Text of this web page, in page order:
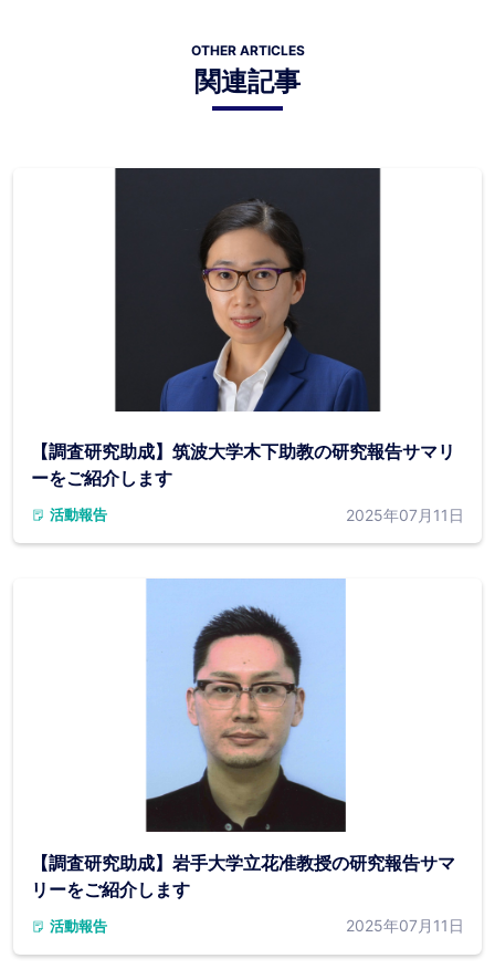
OTHER ARTICLES
関連記事
【調査研究助成】筑波大学木下助教の研究報告サマリ
ーをご紹介します
活動報告 2025年07月11日
【調査研究助成】岩手大学立花准教授の研究報告サマ
リーをご紹介します
活動報告 2025年07月11日